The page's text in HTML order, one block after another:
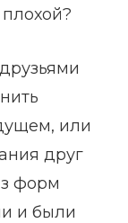
или
друг
форм
и были